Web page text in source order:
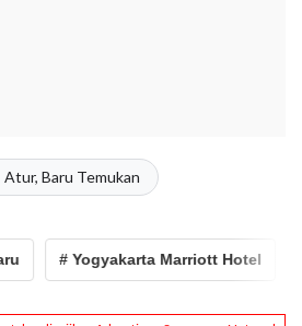
Atur, Baru Temukan
# Yogyakarta Marriott Hotel